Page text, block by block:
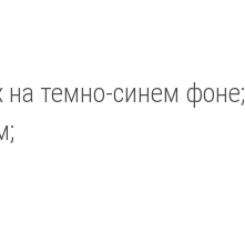
на темно-синем фоне;